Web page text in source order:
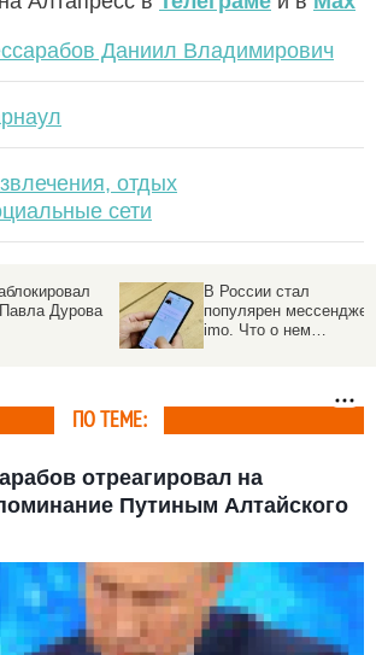
Даниил Владимирович
отдых
сети
Дурова
В России стал
популярен мессенджер
imo. Что о нем
ПО ТЕМЕ:
отреагировал на
Путиным Алтайского